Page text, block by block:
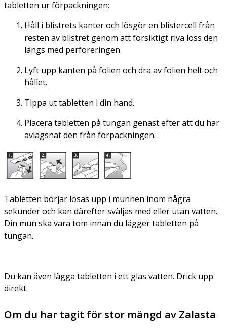
tabletten ur förpackningen:
Håll i blistrets kanter och lösgör en blistercell från
resten av blistret genom att försiktigt riva loss den
längs med perforeringen.
Lyft upp kanten på folien och dra av folien helt och
hållet.
Tippa ut tabletten i din hand.
Placera tabletten på tungan genast efter att du har
avlägsnat den från förpackningen.
Tabletten börjar lösas upp i munnen inom några
sekunder och kan därefter sväljas med eller utan vatten.
Din mun ska vara tom innan du lägger tabletten på
tungan.
Du kan även lägga tabletten i ett glas vatten. Drick upp
direkt.
Om du har tagit för stor mängd av Zalasta